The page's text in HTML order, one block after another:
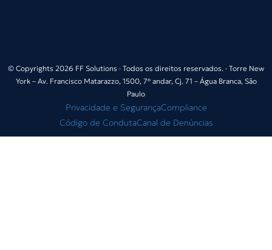
© Copyrights 2026 FF Solutions · Todos os direitos reservados. · Torre New
York – Av. Francisco Matarazzo, 1500, 7º andar, Cj. 71 – Água Branca, São
Paulo
Privacidade e SegurançaCompliance
Código de CondutaCanal de Denúncias